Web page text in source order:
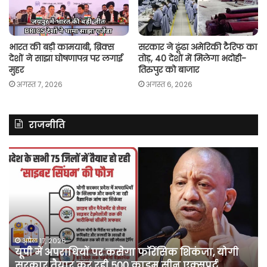
भारत की बड़ी कामयाबी, ब्रिक्स
देशों ने साझा घोषणापत्र पर लगाई
मुहर
अगस्त 7, 2026
सरकार ने ढूंढा अमेरिकी टैरिफ का
तोड़, 40 देशों में मिलेगा भदोही-
तिरुपुर को बाजार
अगस्त 6, 2026
राजनीति
पर कसेगा फॉरेंसिक शिकंजा, योगी
असम
में
दर्ज
मामले
में
कांग्रेस
नेता
पवन
खेड़ा
अप्रैल 10, 2026
असम में दर्ज